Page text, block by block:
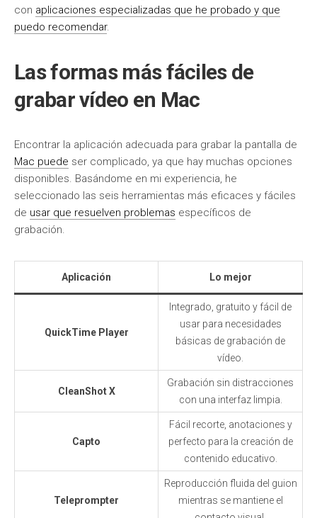
con aplicaciones especializadas que he probado y que
puedo recomendar.
Las formas más fáciles de
grabar vídeo en Mac
Encontrar la aplicación adecuada para grabar la pantalla de
Mac puede ser complicado, ya que hay muchas opciones
disponibles. Basándome en mi experiencia, he
seleccionado las seis herramientas más eficaces y fáciles
de usar que resuelven problemas específicos de
grabación.
Aplicación Lo mejor
QuickTime Player
Integrado, gratuito y fácil de
usar para necesidades
básicas de grabación de
vídeo.
CleanShot X
Grabación sin distracciones
con una interfaz limpia.
Capto
Fácil recorte, anotaciones y
perfecto para la creación de
contenido educativo.
Teleprompter
Reproducción fluida del guion
mientras se mantiene el